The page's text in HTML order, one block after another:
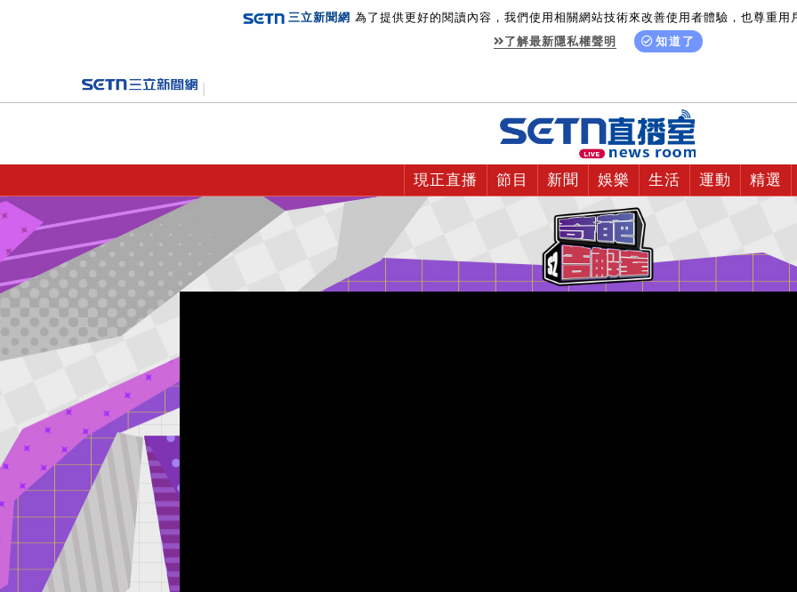
三立新聞網 為了提供更好的閱讀內容，我們使用相關網站技術來改善使用者體驗，也尊重用
了解最新隱私權聲明
知道了
現正直播 節目 新聞 娛樂 生活 運動 精選